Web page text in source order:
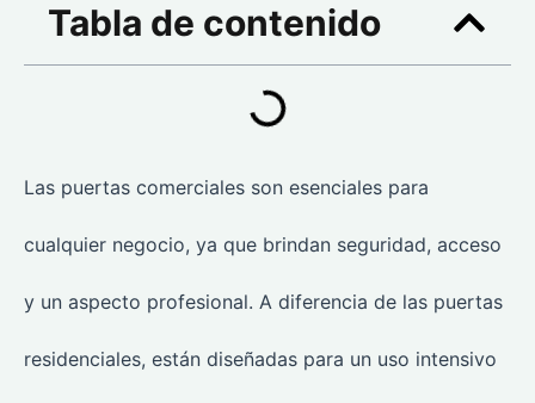
Tabla de contenido
Las puertas comerciales son esenciales para
cualquier negocio, ya que brindan seguridad, acceso
y un aspecto profesional. A diferencia de las puertas
residenciales, están diseñadas para un uso intensivo